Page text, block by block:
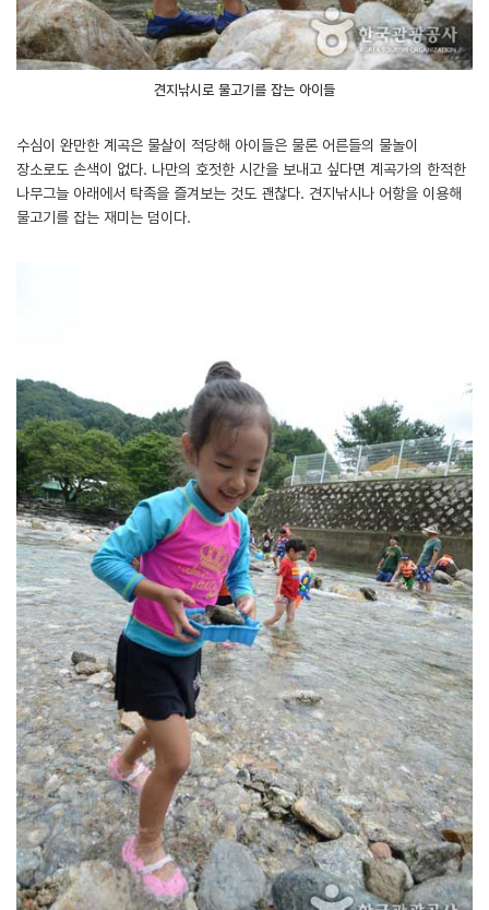
견지낚시로 물고기를 잡는 아이들
수심이 완만한 계곡은 물살이 적당해 아이들은 물론 어른들의 물놀이
장소로도 손색이 없다. 나만의 호젓한 시간을 보내고 싶다면 계곡가의 한적한
나무그늘 아래에서 탁족을 즐겨보는 것도 괜찮다. 견지낚시나 어항을 이용해
물고기를 잡는 재미는 덤이다.